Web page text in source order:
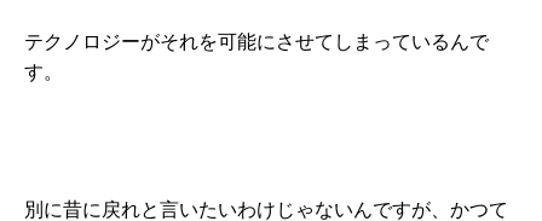
テクノロジーがそれを可能にさせてしまっているんで
す。
別に昔に戻れと言いたいわけじゃないんですが、かつて